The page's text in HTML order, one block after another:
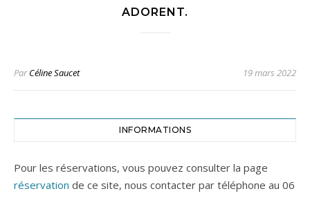
ADORENT.
ParCéline Saucet 19 mars 2022
INFORMATIONS
Pour les réservations, vous pouvez consulter la page
réservation de ce site, nous contacter par téléphone au 06